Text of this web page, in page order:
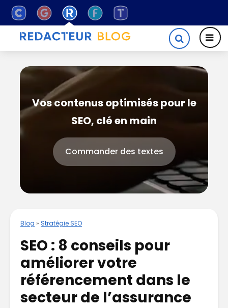
Vos contenus optimisés pour le
SEO, clé en main
Commander des textes
Blog » Stratégie SEO
SEO : 8 conseils pour
améliorer votre
référencement dans le
secteur de l’assurance